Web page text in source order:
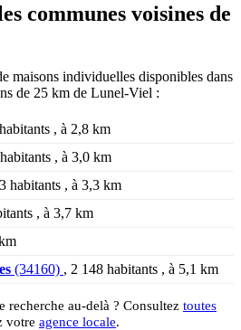
communes voisines de
maisons individuelles disponibles dans
de 25 km de Lunel-Viel :
, à 2,8 km
, à 3,0 km
habitants , à 3,3 km
, à 3,7 km
(34160) , 2 148 habitants , à 5,1 km
recherche au-delà ? Consultez toutes
votre agence locale.